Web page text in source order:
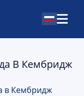
В Кембридж
в Кембридж